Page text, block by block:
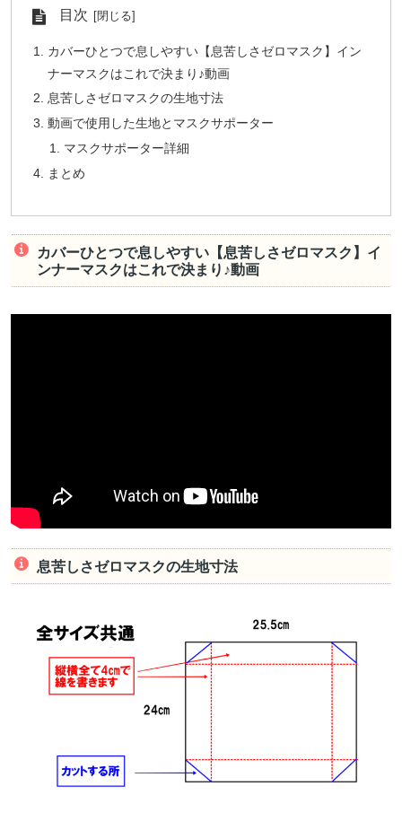
目次
カバーひとつで息しやすい【息苦しさゼロマスク】イン
ナーマスクはこれで決まり♪動画
息苦しさゼロマスクの生地寸法
動画で使用した生地とマスクサポーター
マスクサポーター詳細
まとめ
カバーひとつで息しやすい【息苦しさゼロマスク】イ
ンナーマスクはこれで決まり♪動画
息苦しさゼロマスクの生地寸法